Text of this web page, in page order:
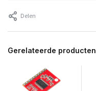
Delen
Gerelateerde producten